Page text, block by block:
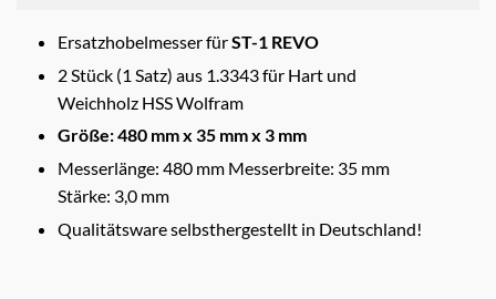
Ersatzhobelmesser fürST-1 REVO
2 Stück (1 Satz) aus 1.3343 für Hart und
Weichholz HSS Wolfram
Größe: 480 mm x 35 mm x 3 mm
Messerlänge: 480 mm Messerbreite: 35 mm
Stärke: 3,0 mm
Qualitätsware selbsthergestellt in Deutschland!